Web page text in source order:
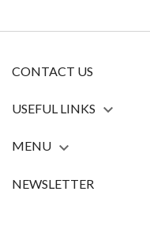
CONTACT US
USEFUL LINKS 
MENU 
NEWSLETTER